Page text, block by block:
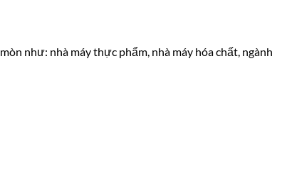
như: nhà máy thực phẩm, nhà máy hóa chất, ngành